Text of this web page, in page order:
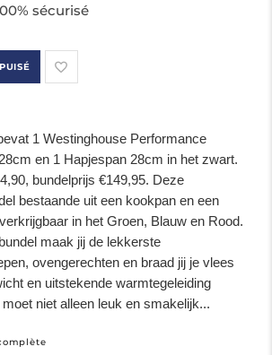
sécurisé
1 Westinghouse Performance
en 1 Hapjespan 28cm in het zwart.
bundelprijs €149,95. Deze
bestaande uit een kookpan en een
in het Groen, Blauw en Rood.
maak jij de lekkerste
ovengerechten en braad jij je vlees
en uitstekende warmtegeleiding
niet alleen leuk en smakelijk...